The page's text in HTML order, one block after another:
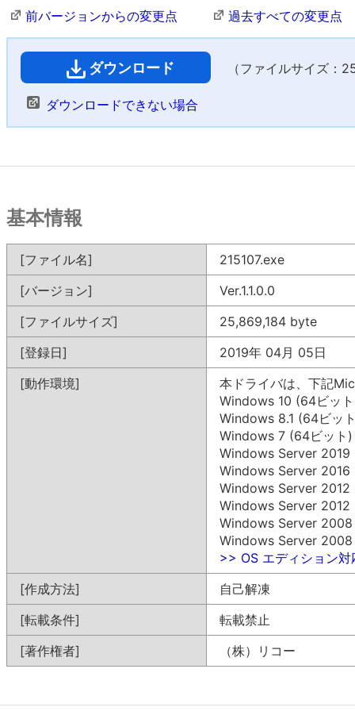
前バージョンからの変更点
過去すべての変更点
ダウンロード （ファイルサイズ：
ダウンロードできない場合
基本情報
[ファイル名]
215107.exe
[バージョン]
Ver.1.1.0.0
[ファイルサイズ]
25,869,184 byte
[登録日]
2019年 04月 05日
[動作環境]
本ドライバは、下記
Windows 10 (64ビッ
Windows 8.1 (64ビッ
Windows 7 (64ビット)
Windows Server 2019
Windows Server 2016
Windows Server 2012
Windows Server 2012
Windows Server
Windows Server
>> OS エディション対
[作成方法]
自己解凍
[転載条件]
転載禁止
[著作権者]
（株）リコー